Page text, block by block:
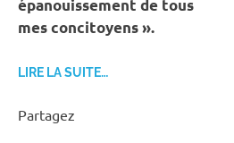
épanouissement de tous
mes concitoyens ».
LIRE LA SUITE…
Partagez